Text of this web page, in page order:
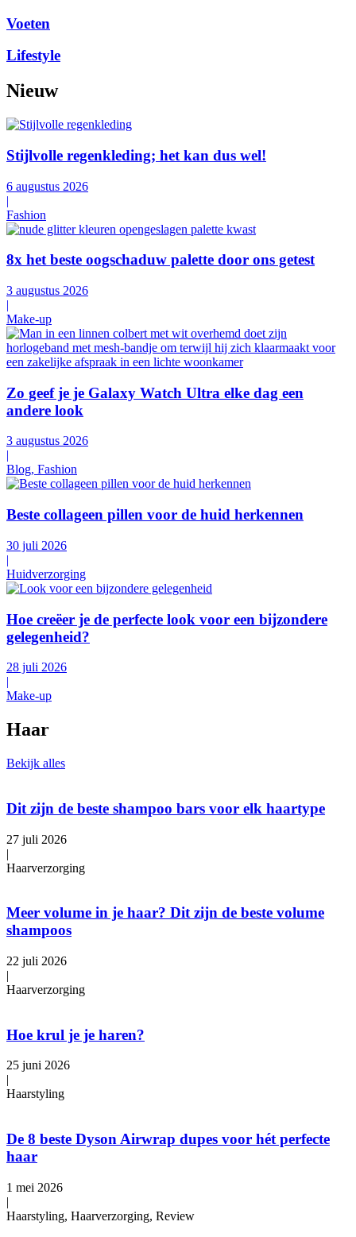
Voeten
Lifestyle
Nieuw
Stijlvolle regenkleding; het kan dus wel!
6 augustus 2026
|
Fashion
8x het beste oogschaduw palette door ons getest
3 augustus 2026
|
Make-up
Zo geef je je Galaxy Watch Ultra elke dag een
andere look
3 augustus 2026
|
Blog, Fashion
Beste collageen pillen voor de huid herkennen
30 juli 2026
|
Huidverzorging
Hoe creëer je de perfecte look voor een bijzondere
gelegenheid?
28 juli 2026
|
Make-up
Haar
Bekijk alles
Dit zijn de beste shampoo bars voor elk haartype
27 juli 2026
|
Haarverzorging
Meer volume in je haar? Dit zijn de beste volume
shampoos
22 juli 2026
|
Haarverzorging
Hoe krul je je haren?
25 juni 2026
|
Haarstyling
De 8 beste Dyson Airwrap dupes voor hét perfecte
haar
1 mei 2026
|
Haarstyling, Haarverzorging, Review